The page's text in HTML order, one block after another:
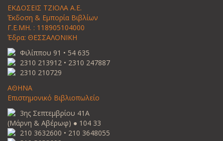
ΕΚΔΟΣΕΙΣ ΤΖΙΟΛΑ Α.Ε.
Έκδοση & Εμπορία Βιβλίων
Γ.Ε.ΜΗ. : 118905104000
Έδρα: ΘΕΣΣΑΛΟΝΙΚΗ
Φιλίππου 91 • 54 635
2310 213912 • 2310 247887
2310 210729
ΑΘΗΝΑ
Επιστημονικό Βιβλιοπωλείο
3ης Σεπτεμβρίου 41Α
(Μάρνη & Αβέρωφ) ● 104 33
210 3632600 • 210 3648055